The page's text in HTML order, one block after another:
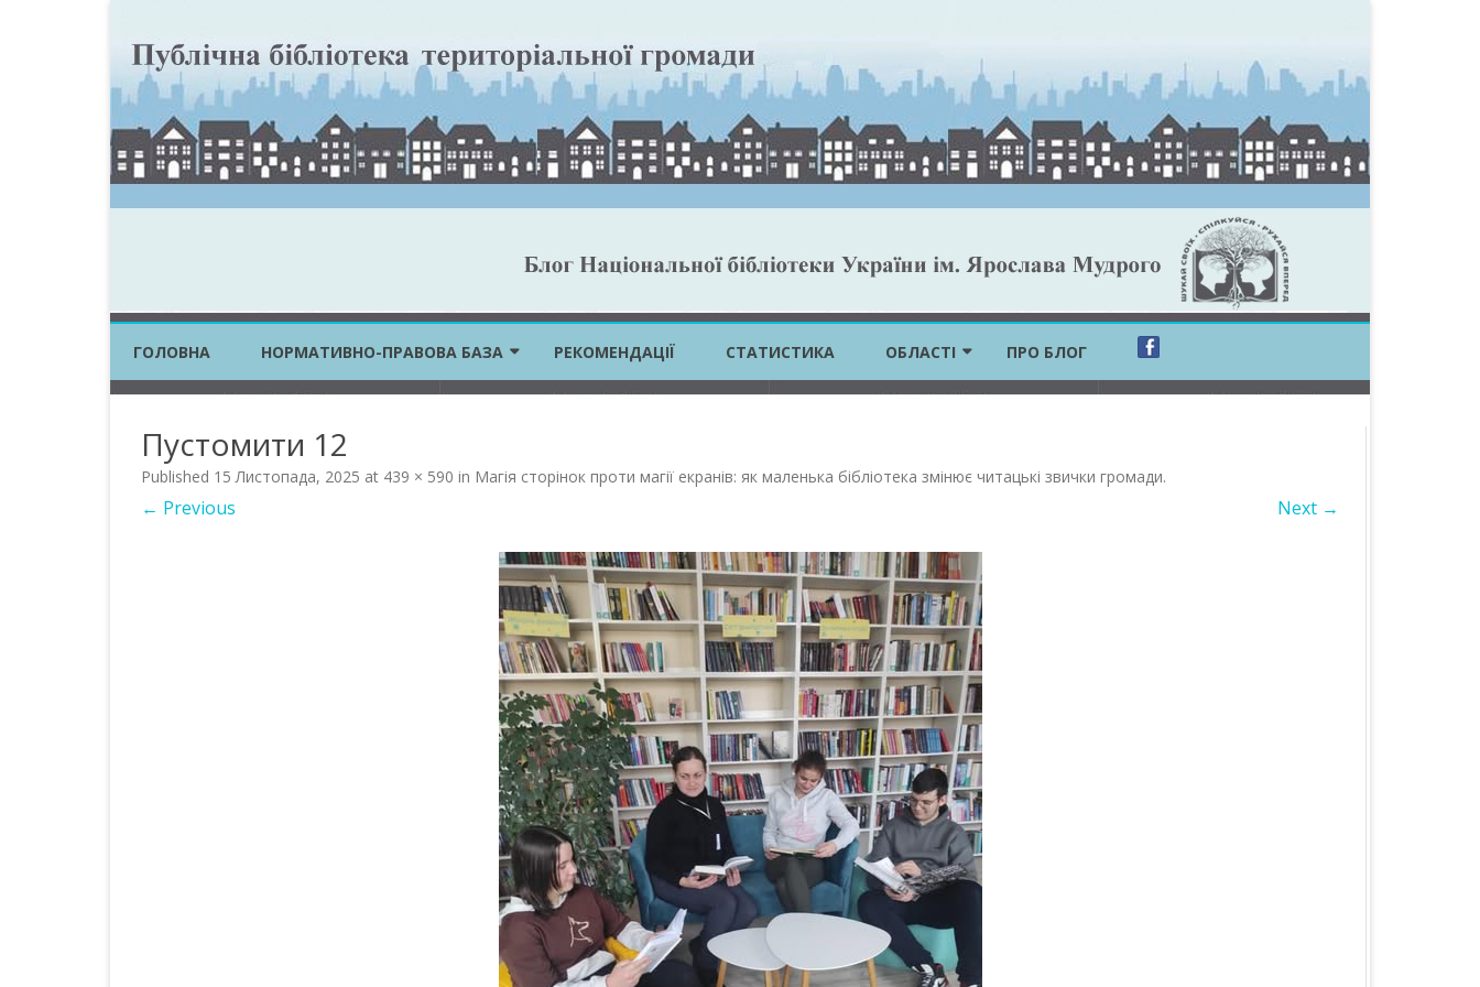
to
ГОЛОВНА НОРМАТИВНО-ПРАВОВА БАЗА
ПОСТАНОВИ КМУ
РЕКОМЕНДАЦІЇ СТАТИСТИКА ОБЛАСТІ
ЖИТОМИРСЬКА ОБЛАСТЬ
ЗАКАРПАТСЬКА ОБЛАСТЬ
ЗАПОРІЗЬКА ОБЛАСТЬ
ІВАНО-ФРАНКІВСЬКА ОБЛАСТЬ
М. КИЇВ
КИЇВСЬКА ОБЛАСТЬ
КІРОВОГРАДСЬКА ОБЛАСТЬ
ЛУГАНСЬКА ОБЛАСТЬ
ЛЬВІВСЬКА ОБЛАСТЬ
ПРО БЛОГ
Пустомити 12
Published 15 Листопада, 2025 at 439 × 590 in Магія сторінок проти магії екранів: як маленька бібліотека змінює читацькі звички громади.
← Previous Next →